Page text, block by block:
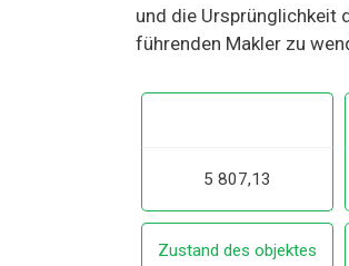
und die Ursprünglichkeit
führenden Makler zu
5 807,13
Zustand des objektes